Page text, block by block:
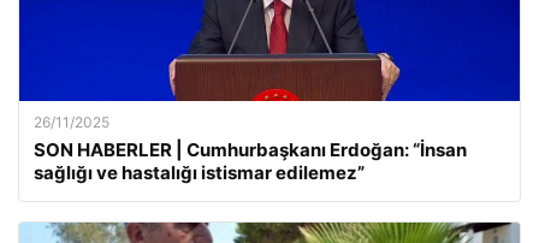
26/11/2025
SON HABERLER | Cumhurbaşkanı Erdoğan: “İnsan
sağlığı ve hastalığı istismar edilemez”